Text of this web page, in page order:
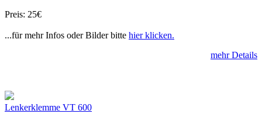
Preis: 25€
...für mehr Infos oder Bilder bitte hier klicken.
mehr Details
Lenkerklemme VT 600